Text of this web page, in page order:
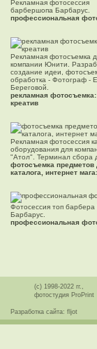
Рекламная фотосессия
барбершопа Барбарус.
профессиональная
Рекламная фотосъемка
компании Юнити.
создание идеи,
обработка - Фотограф -
Береговой.
рекламная фотосъемка:
креатив
Рекламная фотосессия
оборудования для
"Атол". Терминал сбора
фотосъемка предметов
каталога, интернет
Фотосессия топ барбера
Барбарус.
профессиональная
(с) 1998-2022 гг.,
фотостудия ProPrint
Разработка сайта: fljot